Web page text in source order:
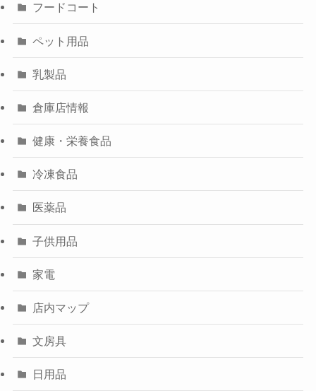
フードコート
ペット用品
乳製品
倉庫店情報
健康・栄養食品
冷凍食品
医薬品
子供用品
家電
店内マップ
文房具
日用品